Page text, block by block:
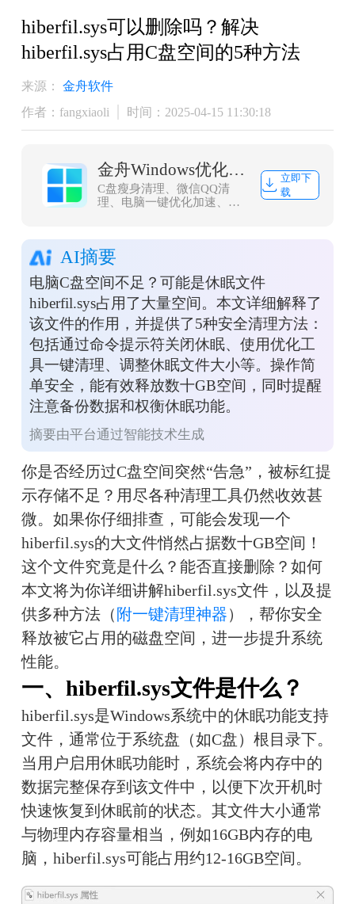
hiberfil.sys可以删除吗？解决
hiberfil.sys占用C盘空间的5种方法
来源：
金舟软件
作者：fangxiaoli
时间：2025-04-15 11:30:18
金舟Windows优化大师
C盘瘦身清理、微信QQ清
理、电脑一键优化加速、浏
优化工具，轻松解决C盘爆
红问题
立即下
载
AI摘要
电脑C盘空间不足？可能是休眠文件
hiberfil.sys占用了大量空间。本文详细解释了
该文件的作用，并提供了5种安全清理方法：
包括通过命令提示符关闭休眠、使用优化工
具一键清理、调整休眠文件大小等。操作简
单安全，能有效释放数十GB空间，同时提醒
注意备份数据和权衡休眠功能。
摘要由平台通过智能技术生成
你是否经历过C盘空间突然“告急”，被标红提
示存储不足？用尽各种清理工具仍然收效甚
微。如果你仔细排查，可能会发现一个
hiberfil.sys的大文件悄然占据数十GB空间！
这个文件究竟是什么？能否直接删除？如何
本文将为你详细讲解hiberfil.sys文件，以及提
供多种方法（ 附一键清理神器），帮你安全
释放被它占用的磁盘空间，进一步提升系统
性能。
一、hiberfil.sys文件是什么？
hiberfil.sys是Windows系统中的休眠功能支持
文件，通常位于系统盘（如C盘）根目录下。
当用户启用休眠功能时，系统会将内存中的
数据完整保存到该文件中，以便下次开机时
快速恢复到休眠前的状态。其文件大小通常
与物理内存容量相当，例如16GB内存的电
脑，hiberfil.sys可能占用约12-16GB空间。